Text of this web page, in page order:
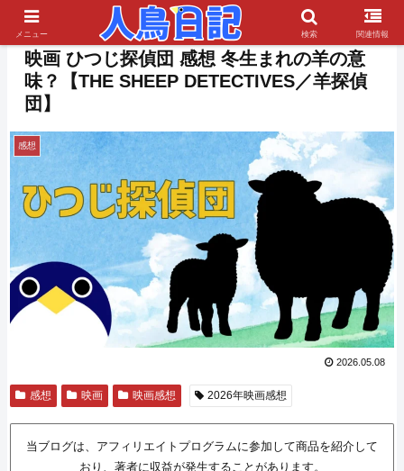
映画 ひつじ探偵団 感想 冬生まれの羊の意
味？【THE SHEEP DETECTIVES／羊探偵
団】
感想
2026.05.08
感想 映画 映画感想 2026年映画感想
当ブログは、アフィリエイトプログラムに参加して商品を紹介して
おり、著者に収益が発生することがあります。
メニュー 検索 関連情報